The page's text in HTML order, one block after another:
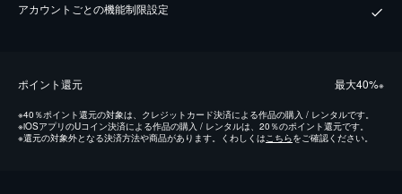
アカウントごとの機能制限設定
ポイント還元 最⼤40%※
※40％ポイント還元の対象は、クレジットカード決済による作品の購入 / レンタルです。
※iOSアプリのUコイン決済による作品の購入 / レンタルは、20％のポイント還元です。
※還元の対象外となる決済方法や商品があります。くわしくはこちらをご確認ください。